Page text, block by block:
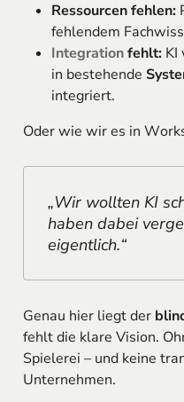
Ressourcen fehlen:
fehlendem
Integrationfehlt:KI
in bestehende
integriert.
Oder wie wir es in
„Wir wollten KI
haben dabei
eigentlich.“
Genau hier liegt der
fehlt die klare Vision.
Spielerei – und keine
Unternehmen.